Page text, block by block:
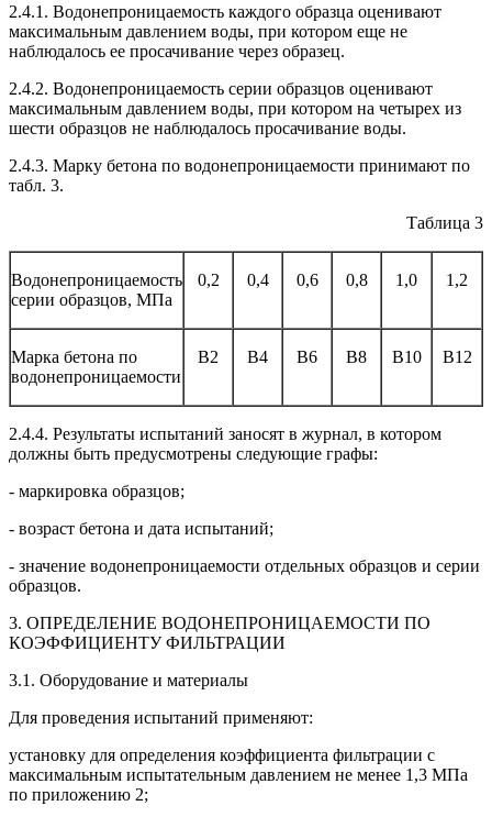
2.4.1. Водонепроницаемость каждого образца оценивают
максимальным давлением воды, при котором еще не
наблюдалось ее просачивание через образец.
2.4.2. Водонепроницаемость серии образцов оценивают
максимальным давлением воды, при котором на четырех из
шести образцов не наблюдалось просачивание воды.
2.4.3. Марку бетона по водонепроницаемости принимают по
табл. 3.
Таблица 3
Водонепроницаемость
серии образцов, МПа
0,2 0,4 0,6 0,8 1,0 1,2
Марка бетона по
водонепроницаемости
В2 В4 В6 В8 В10 В12
2.4.4. Результаты испытаний заносят в журнал, в котором
должны быть предусмотрены следующие графы:
- маркировка образцов;
- возраст бетона и дата испытаний;
- значение водонепроницаемости отдельных образцов и серии
образцов.
3. ОПРЕДЕЛЕНИЕ ВОДОНЕПРОНИЦАЕМОСТИ ПО
КОЭФФИЦИЕНТУ ФИЛЬТРАЦИИ
3.1. Оборудование и материалы
Для проведения испытаний применяют:
установку для определения коэффициента фильтрации с
максимальным испытательным давлением не менее 1,3 МПа
по приложению 2;